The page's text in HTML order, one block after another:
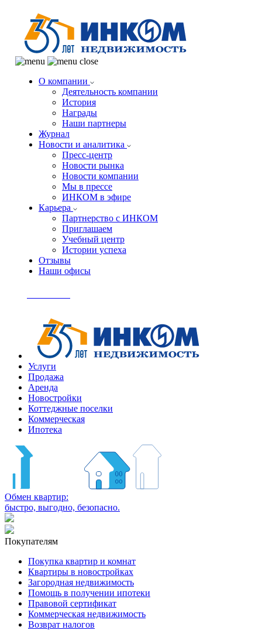
О компании
Деятельность компании
История
Награды
Наши партнеры
Журнал
Новости и аналитика
Пресс-центр
Новости рынка
Новости компании
Мы в прессе
ИНКОМ в эфире
Карьера
Партнерство с ИНКОМ
Приглашаем
Учебный центр
Истории успеха
Отзывы
Наши офисы
Услуги
Продажа
Аренда
Новостройки
Коттеджные поселки
Коммерческая
Ипотека
Обмен квартир:
быстро, выгодно, безопасно.
Покупателям
Покупка квартир и комнат
Квартиры в новостройках
Загородная недвижимость
Помощь в получении ипотеки
Правовой сертификат
Коммерческая недвижимость
Возврат налогов